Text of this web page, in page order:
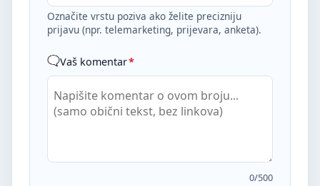
Označite vrstu poziva ako želite precizniju
prijavu (npr. telemarketing, prijevara, anketa).
Vaš komentar*
0/500